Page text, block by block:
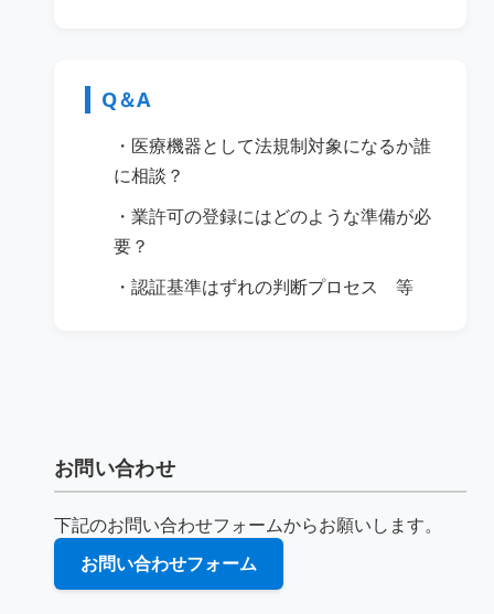
Q＆A
・医療機器として法規制対象になるか誰
に相談？
・業許可の登録にはどのような準備が必
要？
・認証基準はずれの判断プロセス 等
お問い合わせ
下記のお問い合わせフォームからお願いします。
お問い合わせフォーム